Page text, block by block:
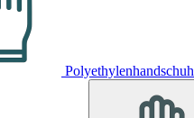
Polyethylenhandschuh